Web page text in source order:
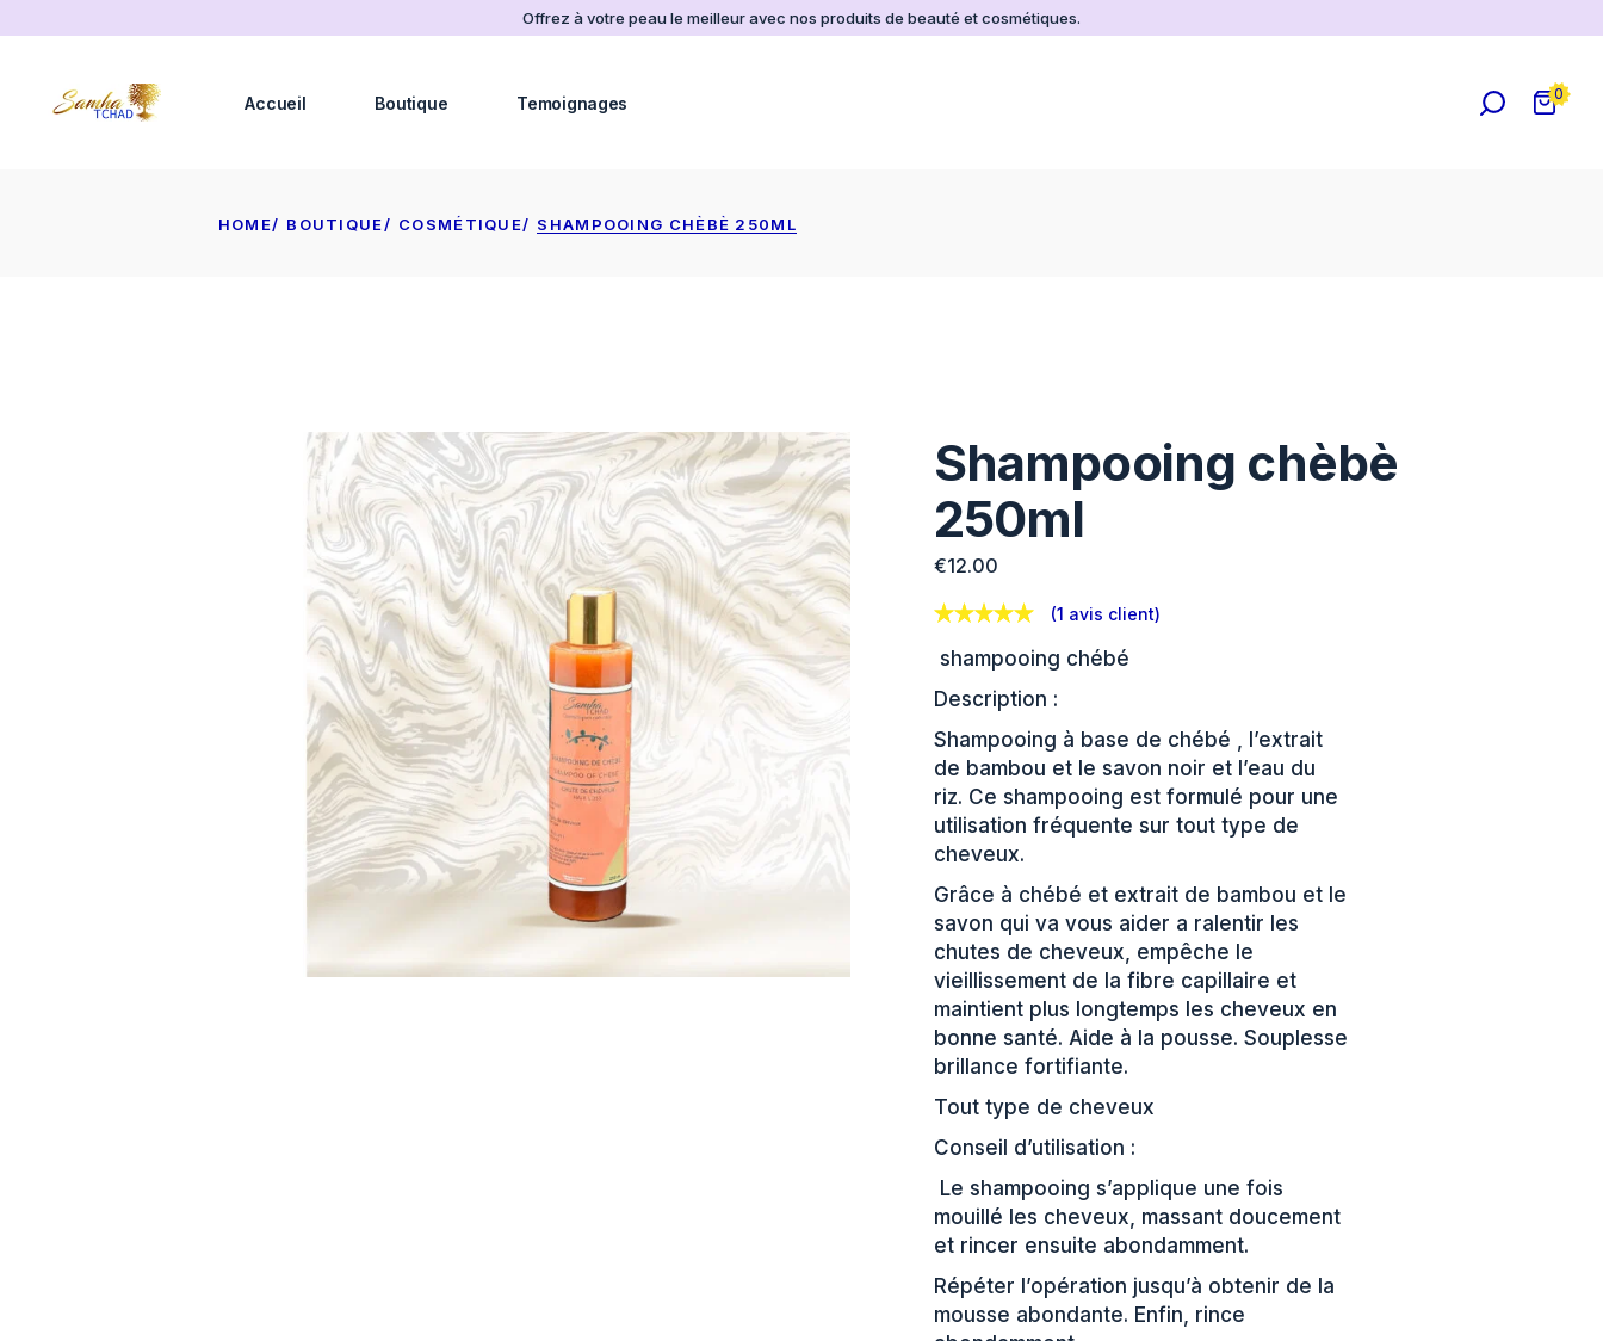
Offrez à votre peau le meilleur avec nos produits de beauté et cosmétiques.
Accueil Boutique Temoignages 0
HOME BOUTIQUE COSMÉTIQUE SHAMPOOING CHÈBÈ 250ML
Shampooing chèbè
250ml
€12.00
(1 avis client)
shampooing chébé
Description :
Shampooing à base de chébé , l’extrait
de bambou et le savon noir et l’eau du
riz. Ce shampooing est formulé pour une
utilisation fréquente sur tout type de
cheveux.
Grâce à chébé et extrait de bambou et le
savon qui va vous aider a ralentir les
chutes de cheveux, empêche le
vieillissement de la fibre capillaire et
maintient plus longtemps les cheveux en
bonne santé. Aide à la pousse. Souplesse
brillance fortifiante.
Tout type de cheveux
Conseil d’utilisation :
Le shampooing s’applique une fois
mouillé les cheveux, massant doucement
et rincer ensuite abondamment.
Répéter l’opération jusqu’à obtenir de la
mousse abondante. Enfin, rince